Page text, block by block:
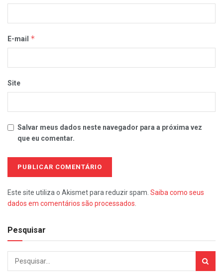
E-mail *
Site
Salvar meus dados neste navegador para a próxima vez
que eu comentar.
Este site utiliza o Akismet para reduzir spam. Saiba como seus
dados em comentários são processados
Pesquisar